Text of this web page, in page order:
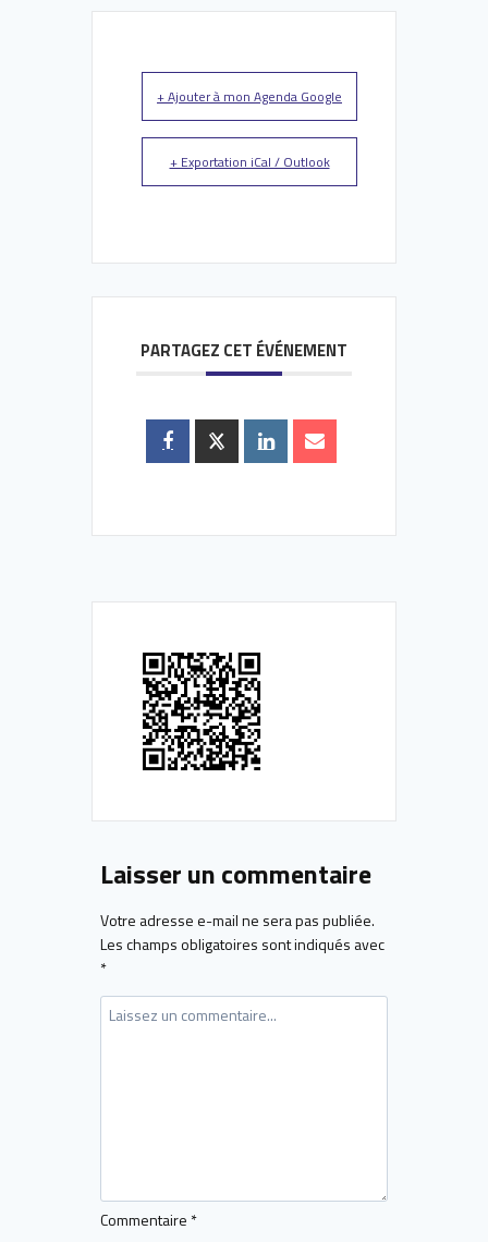
+ Ajouter à mon Agenda Google
+ Exportation iCal / Outlook
PARTAGEZ CET ÉVÉNEMENT
Laisser un commentaire
Votre adresse e-mail ne sera pas publiée.
Les champs obligatoires sont indiqués avec
*
Commentaire *